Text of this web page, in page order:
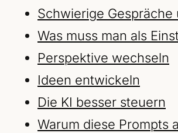
Schwierige
Was muss man als
Perspektive wechseln
Ideen entwickeln
Die KI besser steuern
Warum diese Prompts